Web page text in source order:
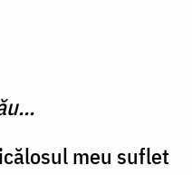
meu suflet